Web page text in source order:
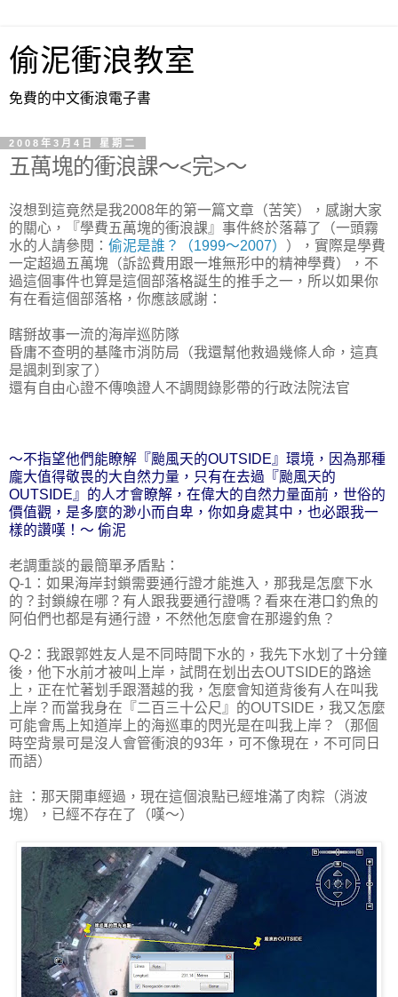
偷泥衝浪教室
免費的中文衝浪電子書
2008年3月4日 星期二
五萬塊的衝浪課～<完>～
沒想到這竟然是我2008年的第一篇文章（苦笑），感謝大家
的關心，『學費五萬塊的衝浪課』事件終於落幕了（一頭霧
水的人請參閱： 偷泥是誰？（1999～2007） ），實際是學費
一定超過五萬塊（訴訟費用跟一堆無形中的精神學費），不
過這個事件也算是這個部落格誕生的推手之一，所以如果你
有在看這個部落格，你應該感謝：
瞎掰故事一流的海岸巡防隊
昏庸不查明的基隆市消防局（我還幫他救過幾條人命，這真
是諷刺到家了）
還有自由心證不傳喚證人不調閱錄影帶的行政法院法官
～不指望他們能瞭解『颱風天的OUTSIDE』環境，因為那種
龐大值得敬畏的大自然力量，只有在去過『颱風天的
OUTSIDE』的人才會瞭解，在偉大的自然力量面前 ，世俗的
價值觀，是多麼的渺小而自卑，你如身處其中，也必跟我一
樣的讚嘆！～ 偷泥
老調重談的最簡單矛盾點：
Q-1：如果海岸封鎖需要通行證才能進入，那我是怎麼下水
的？封鎖線在哪？有人跟我要通行證嗎？看來在港口釣魚的
阿伯們也都是有通行證，不然他怎麼會在那邊釣魚？
Q-2：我跟郭姓友人是不同時間下水的，我先下水划了十分鐘
後，他下水前才被叫上岸，試問在划出去OUTSIDE的路途
上，正在忙著划手跟潛越的我，怎麼會知道背後有人在叫我
上岸？而當我身在『二百三十公尺』的OUTSIDE，我又怎麼
可能會馬上知道岸上的海巡車的閃光是在叫我上岸？（那個
時空背景可是沒人會管衝浪的93年，可不像現在，不可同日
而語）
註 ：那天開車經過，現在這個浪點已經堆滿了肉粽（消波
塊），已經不存在了（嘆～）